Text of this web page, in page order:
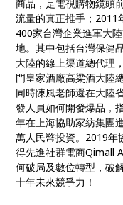
商品，是電視購物鏡頭
流量的真正推手；2011
400家台灣企業進軍大
地。其中包括台灣保健
大陸的線上渠道總代理
門皇家酒廠高粱酒大陸
同時陳風老師還在大陸
發人員如何開發爆品，
年在上海協助家紡集團
萬人民幣投資。2019年
得先進社群電商Qimall
何破局及數位轉型，破
十年未來競爭力！